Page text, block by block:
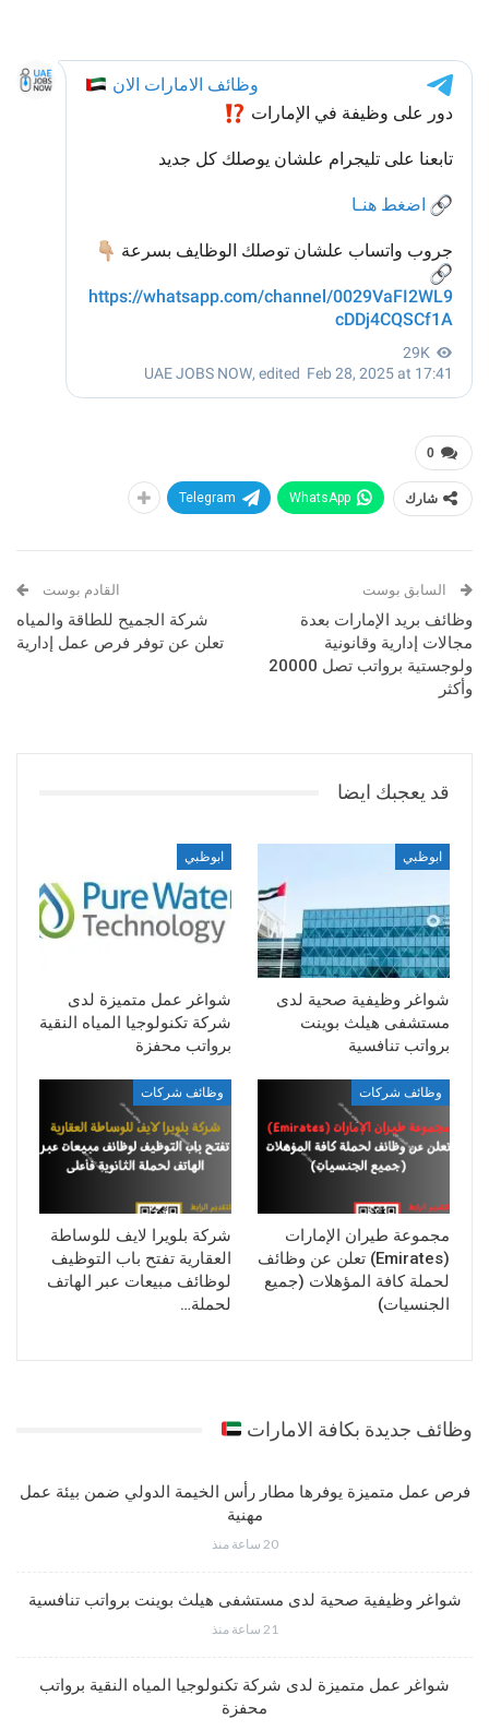
0
شارك WhatsApp
Telegram
السابق بوست
وظائف بريد الإمارات بعدة
مجالات إدارية وقانونية
ولوجستية برواتب تصل 20000
وأكثر
القادم بوست
شركة الجميح للطاقة والمياه
تعلن عن توفر فرص عمل إدارية
قد يعجبك ايضا
ابوظبي
شواغر وظيفية صحية لدى
مستشفى هيلث بوينت
برواتب تنافسية
ابوظبي
شواغر عمل متميزة لدى
شركة تكنولوجيا المياه النقية
برواتب محفزة
وظائف شركات
مجموعة طيران الإمارات
(Emirates) تعلن عن وظائف
لحملة كافة المؤهلات (جميع
الجنسيات)
وظائف شركات
شركة بلويرا لايف للوساطة
العقارية تفتح باب التوظيف
لوظائف مبيعات عبر الهاتف
لحملة…
وظائف جديدة بكافة الامارات
فرص عمل متميزة يوفرها مطار رأس الخيمة الدولي ضمن بيئة عمل
مهنية
20 ساعة منذ
شواغر وظيفية صحية لدى مستشفى هيلث بوينت برواتب تنافسية
21 ساعة منذ
شواغر عمل متميزة لدى شركة تكنولوجيا المياه النقية برواتب
محفزة